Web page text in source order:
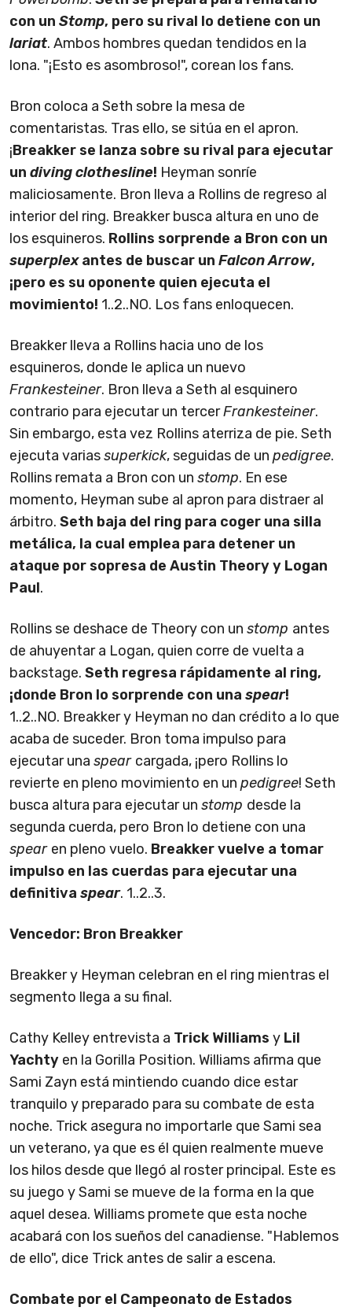
con un Stomp, pero su rival lo detiene con un
lariat. Ambos hombres quedan tendidos en la
lona. "¡Esto es asombroso!", corean los fans.
Bron coloca a Seth sobre la mesa de
comentaristas. Tras ello, se sitúa en el apron.
¡Breakker se lanza sobre su rival para ejecutar
un diving clothesline! Heyman sonríe
maliciosamente. Bron lleva a Rollins de regreso al
interior del ring. Breakker busca altura en uno de
los esquineros. Rollins sorprende a Bron con un
superplexantes de buscar un Falcon Arrow,
¡pero es su oponente quien ejecuta el
movimiento! 1..2..NO. Los fans enloquecen.
Breakker lleva a Rollins hacia uno de los
esquineros, donde le aplica un nuevo
Frankesteiner. Bron lleva a Seth al esquinero
contrario para ejecutar un tercerFrankesteiner.
Sin embargo, esta vez Rollins aterriza de pie. Seth
ejecuta variassuperkick, seguidas de un pedigree.
Rollins remata a Bron con un stomp. En ese
momento, Heyman sube al apron para distraer al
árbitro. Seth baja del ring para coger una silla
metálica, la cual emplea para detener un
ataque por sopresa de Austin Theory y Logan
Paul.
Rollins se deshace de Theory con un stomp antes
de ahuyentar a Logan, quien corre de vuelta a
backstage. Seth regresa rápidamente al ring,
¡donde Bron lo sorprende con una spear!
1..2..NO. Breakker y Heyman no dan crédito a lo que
acaba de suceder. Bron toma impulso para
ejecutar una spear cargada, ¡pero Rollins lo
revierte en pleno movimiento en un pedigree! Seth
busca altura para ejecutar un stomp desde la
segunda cuerda, pero Bron lo detiene con una
spear en pleno vuelo. Breakker vuelve a tomar
impulso en las cuerdas para ejecutar una
definitiva spear. 1..2..3.
Vencedor: Bron Breakker
Breakker y Heyman celebran en el ring mientras el
segmento llega a su final.
Cathy Kelley entrevista a Trick Williams y Lil
Yachty en la Gorilla Position. Williams afirma que
Sami Zayn está mintiendo cuando dice estar
tranquilo y preparado para su combate de esta
noche. Trick asegura no importarle que Sami sea
un veterano, ya que es él quien realmente mueve
los hilos desde que llegó al roster principal. Este es
su juego y Sami se mueve de la forma en la que
aquel desea. Williams promete que esta noche
acabará con los sueños del canadiense. "Hablemos
de ello", dice Trick antes de salir a escena.
Combate por el Campeonato de Estados